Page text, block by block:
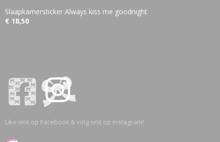
Slaapkamersticker Always kiss me goodnight
€ 18,50
Like ons op Facebook & volg ons op Instagram!